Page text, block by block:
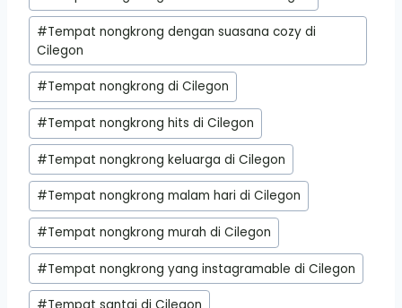
#Tempat nongkrong dengan suasana cozy di
Cilegon
#Tempat nongkrong di Cilegon
#Tempat nongkrong hits di Cilegon
#Tempat nongkrong keluarga di Cilegon
#Tempat nongkrong malam hari di Cilegon
#Tempat nongkrong murah di Cilegon
#Tempat nongkrong yang instagramable di Cilegon